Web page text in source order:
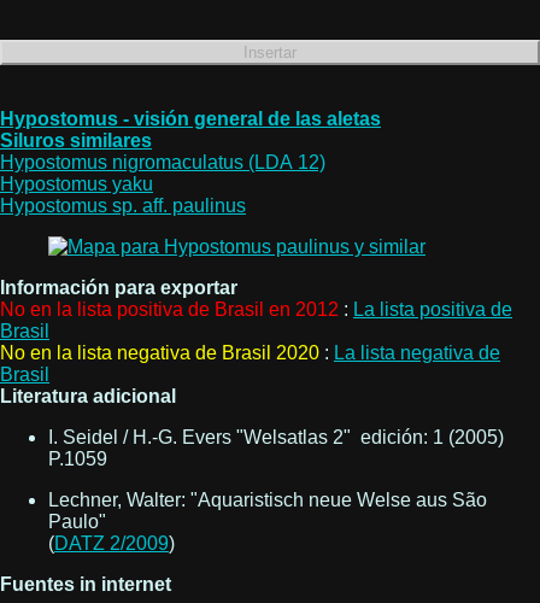
Hypostomus - visión general de las aletas
Siluros similares
Hypostomus nigromaculatus (LDA 12)
Hypostomus yaku
Hypostomus sp. aff. paulinus
Información para exportar
No en la lista positiva de Brasil en 2012 : La lista positiva de
Brasil
No en la lista negativa de Brasil 2020 : La lista negativa de
Brasil
Literatura adicional
I. Seidel / H.-G. Evers "Welsatlas 2" edición: 1 (2005)
P.1059
Lechner, Walter: "Aquaristisch neue Welse aus São
Paulo"
(DATZ 2/2009)
Fuentes in internet